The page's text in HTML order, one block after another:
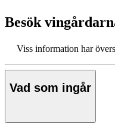
Besök
Viss information har
Vad som ingår